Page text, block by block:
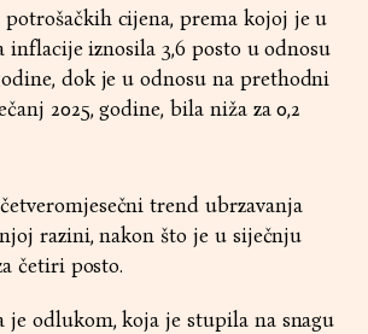
cijena, prema kojoj je u
inflacije iznosila 3,6 posto u odnosu
dok je u odnosu na prethodni
2025, godine, bila niža za 0,2
trend ubrzavanja
razini, nakon što je u siječnju
četiri posto.
je odlukom, koja je stupila na snagu